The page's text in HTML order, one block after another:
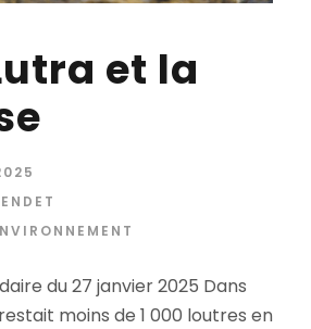
et la
du 27 janvier 2025 Dans
moins de 1 000 loutres en